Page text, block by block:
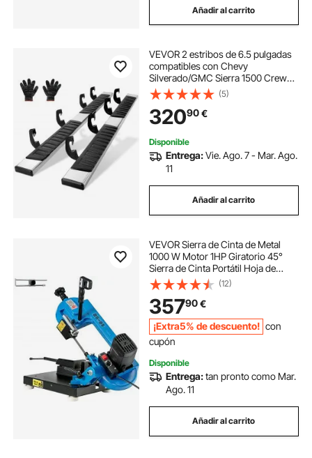
Añadir al carrito
VEVOR 2 estribos de 6.5 pulgadas
compatibles con Chevy
Silverado/GMC Sierra 1500 Crew
Cab/2019 2500HD 3500HD 1500
LD, barras laterales de acero
inoxidable 201, capacidad de carga
500 libras
(5)
32090€
Disponible
Entrega:Vie. Ago. 7 - Mar. Ago.
11
Añadir al carrito
VEVOR Sierra de Cinta de Metal
1000 W Motor 1HP Giratorio 45°
Sierra de Cinta Portátil Hoja de
13x0,65x1325 mm Sierra de Cinta
Metal Multifuncional para Cortar
Madera Metal Fibra de Vidrio
Plástico
(12)
35790€
¡Extra5% de descuento! con
cupón
Disponible
Entrega:tan pronto como Mar.
Ago. 11
Añadir al carrito